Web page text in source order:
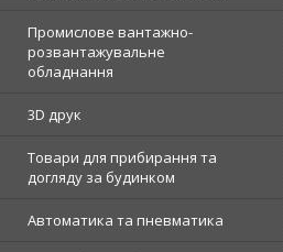
Промислове вантажно-
розвантажувальне
обладнання
3D друк
Товари для прибирання та
догляду за будинком
Автоматика та пневматика